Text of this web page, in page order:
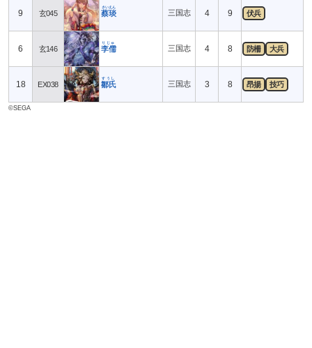
9 玄045 蔡琰
さいえん
三国志 4 9 伏兵
6 玄146 李儒
りじゅ
三国志 4 8 防柵 大兵
18 EX038 鄒氏
すうし
三国志 3 8 昂揚 技巧
©SEGA